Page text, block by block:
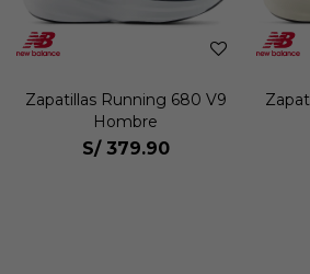
Zapatillas Running 680 V9
Hombre
S/ 379.90